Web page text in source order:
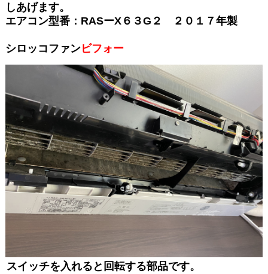
しあげます。
エアコン型番：RASーX６３G２ ２０１７年製
シロッコファンビフォー
スイッチを入れると回転する部品です。